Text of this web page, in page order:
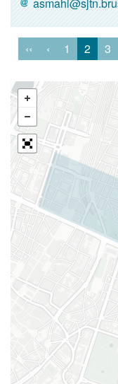
‹‹ ‹ 1 2 3